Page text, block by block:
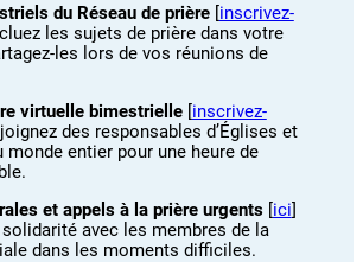
du Réseau de prière[inscrivez-
les sujets de prière dans votre
les lors de vos réunions de
virtuelle bimestrielle[inscrivez-
des responsables d’Églises et
monde entier pour une heure de
et appels à la prière urgents[ici]
avec les membres de la
dans les moments difficiles.